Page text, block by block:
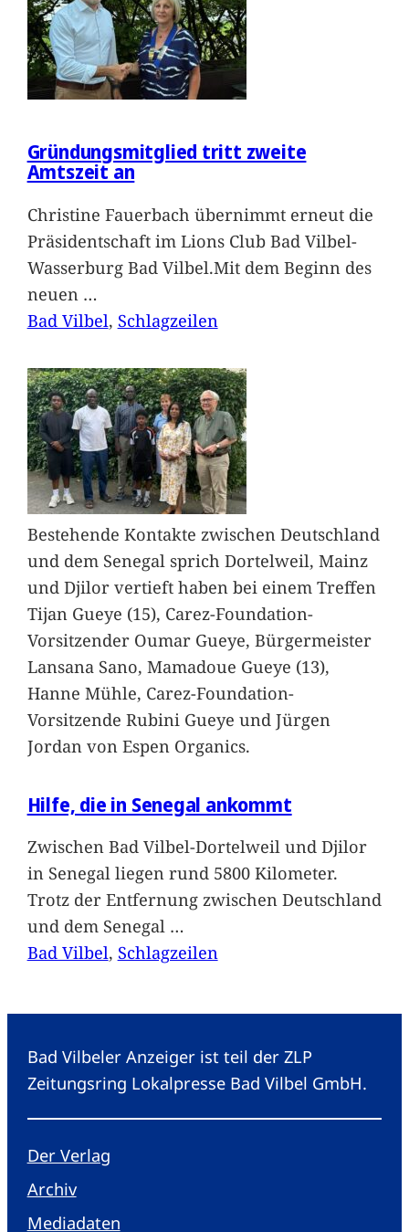
Gründungsmitglied tritt zweite
Amtszeit an
Christine Fauerbach übernimmt erneut die
Präsidentschaft im Lions Club Bad Vilbel-
Wasserburg Bad Vilbel.Mit dem Beginn des
neuen …
Bad Vilbel, Schlagzeilen
Bestehende Kontakte zwischen Deutschland
und dem Senegal sprich Dortelweil, Mainz
und Djilor vertieft haben bei einem Treffen
Tijan Gueye (15), Carez-Foundation-
Vorsitzender Oumar Gueye, Bürgermeister
Lansana Sano, Mamadoue Gueye (13),
Hanne Mühle, Carez-Foundation-
Vorsitzende Rubini Gueye und Jürgen
Jordan von Espen Organics.
Hilfe, die in Senegal ankommt
Zwischen Bad Vilbel-Dortelweil und Djilor
in Senegal liegen rund 5800 Kilometer.
Trotz der Entfernung zwischen Deutschland
und dem Senegal …
Bad Vilbel, Schlagzeilen
Bad Vilbeler Anzeiger ist teil der ZLP
Zeitungsring Lokalpresse Bad Vilbel GmbH.
Der Verlag
Archiv
Mediadaten